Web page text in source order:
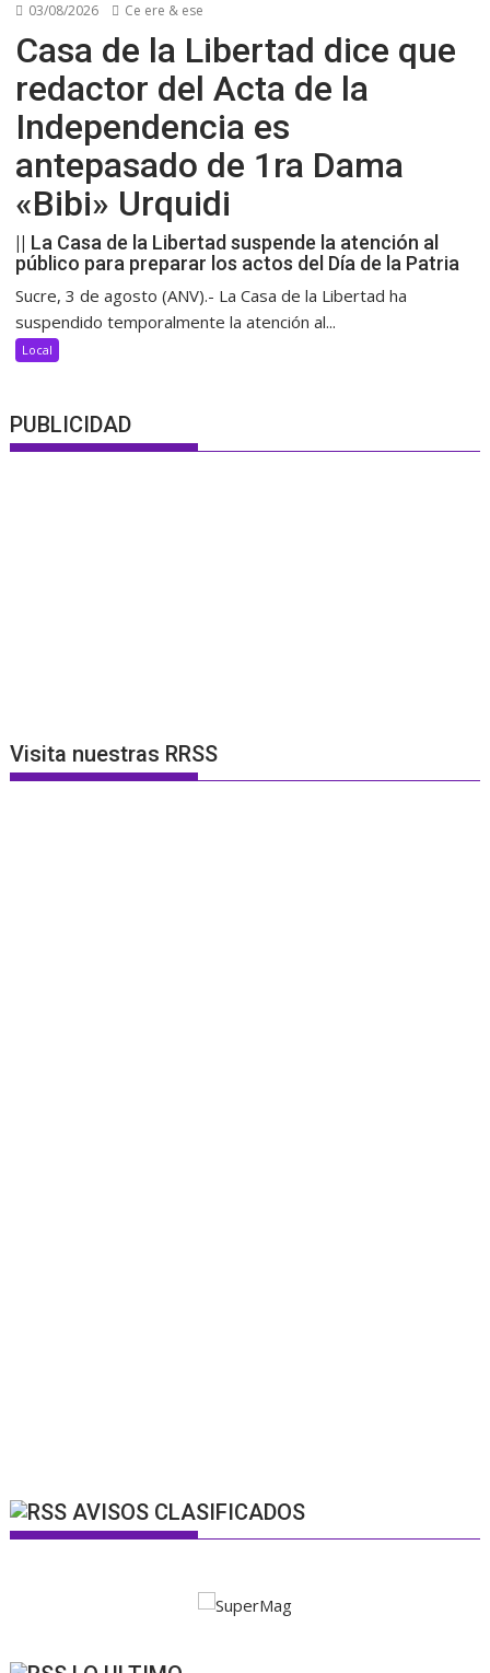
03/08/2026 Ce ere & ese
Casa de la Libertad dice que
redactor del Acta de la
Independencia es
antepasado de 1ra Dama
«Bibi» Urquidi
|| La Casa de la Libertad suspende la atención al
público para preparar los actos del Día de la Patria
Sucre, 3 de agosto (ANV).- La Casa de la Libertad ha
suspendido temporalmente la atención al...
Local
PUBLICIDAD
Visita nuestras RRSS
AVISOS CLASIFICADOS